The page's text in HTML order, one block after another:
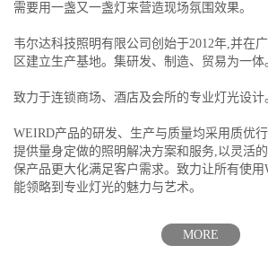
需要用一盏又一盏灯来营造现场氛围效果。
韦尔达科技照明有限公司创始于2012年,并在
区建立生产基地。集研发、制造、贸易为一体
致力于连锁商场、酒店及会所的专业灯光设计
WEIRD产品的研发、生产与质量均采用质优
提供量身定做的照明解决方案和服务,以灵活
保产品更大化满足客户需求。致力让所有使
能领略到专业灯光的魅力与艺术。
MORE